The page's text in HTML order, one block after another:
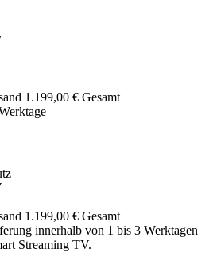
1.199,00 € Gesamt
1.199,00 € Gesamt
innerhalb von 1 bis 3 Werktagen
Streaming TV.